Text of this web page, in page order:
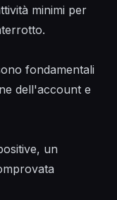
minimi per
fondamentali
dell'account e
un